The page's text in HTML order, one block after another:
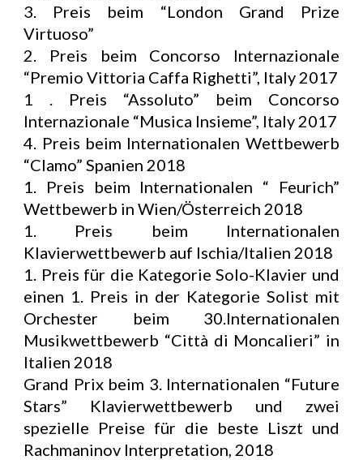
3. Preis beim “London Grand Prize
Virtuoso”
2. Preis beim Concorso Internazionale
“Premio Vittoria Caffa Righetti”, Italy 2017
1 . Preis “Assoluto” beim Concorso
Internazionale “Musica Insieme”, Italy 2017
4. Preis beim Internationalen Wettbewerb
“Clamo” Spanien 2018
1. Preis beim Internationalen “ Feurich”
Wettbewerb in Wien/Österreich 2018
1. Preis beim Internationalen
Klavierwettbewerb auf Ischia/Italien 2018
1. Preis für die Kategorie Solo-Klavier und
einen 1. Preis in der Kategorie Solist mit
Orchester beim 30.Internationalen
Musikwettbewerb “Città di Moncalieri” in
Italien 2018
Grand Prix beim 3. Internationalen “Future
Stars” Klavierwettbewerb und zwei
spezielle Preise für die beste Liszt und
Rachmaninov Interpretation, 2018